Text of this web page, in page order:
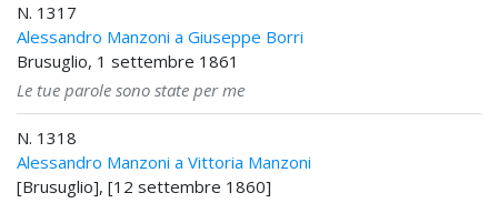
N. 1317
Alessandro Manzoni a Giuseppe Borri
Brusuglio, 1 settembre 1861
Le tue parole sono state per me
N. 1318
Alessandro Manzoni a Vittoria Manzoni
[Brusuglio], [12 settembre 1860]